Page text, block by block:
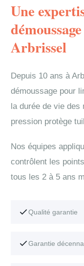
Une
Arbrissel
Depuis 10 ans à
démoussage pour
la durée de vie des
pression protège
Nos équipes
contrôlent les
tous les 2 à 5 ans
Qualité garantie
Garantie